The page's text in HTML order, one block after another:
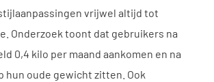
vrijwel altijd tot
Onderzoek toont dat gebruikers na
0,4 kilo per maand aankomen en na
hun oude gewicht zitten. Ook